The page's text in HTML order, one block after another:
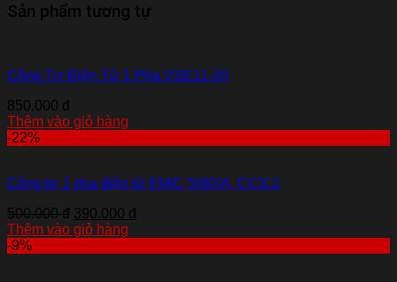
Sản phẩm tương tự
Công Tơ Điện Tử 1 Pha VSE11-20
850.000 đ
Thêm vào giỏ hàng
-22%
Công tơ 1 pha điện tử EMIC 5(80)A, CCX:1
500.000 đ 390.000 đ
Thêm vào giỏ hàng
-9%